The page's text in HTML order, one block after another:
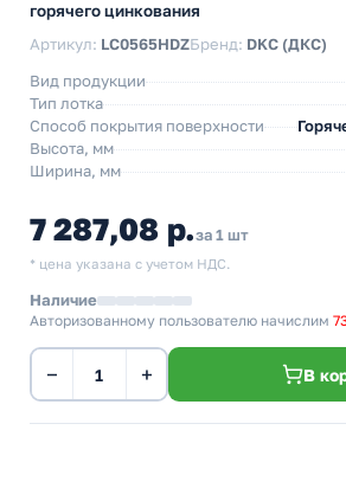
горячего цинкования
Артикул: LC0565HDZБренд: DKC (ДКС)
Вид продукции
Тип лотка
Способ покрытия поверхности
Высота, мм
Ширина, мм
7 287,08 р.за 1 шт
* цена указана с учетом НДС.
Наличие
Авторизованному пользователю начислим
− + В